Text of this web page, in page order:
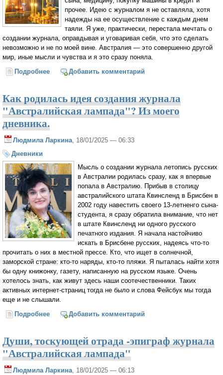
прочее. Идею с журналом я не оставляла, хотя
надежды на ее осуществление с каждым днем
таяли. Я уже, практически, перестала мечтать о
создании журнала, оправдывая и уговаривая себя, что это сделать
невозможно и не по моей вине. Австралия — это совершенно другой
мир, иные мысли и чувства и я это сразу поняла.
Подробнее о Как мы приживались в Австралии?
Добавить комментарий
Как родилась идея создания журнала
"Австралийская лампада"? Из моего
дневника.
Людмила Ларкина, 18/01/2025 — 06:33
Дневники
Мысль о создании журнала летопись русских
в Австралии родилась сразу, как я впервые
попала в Австралию. Прибыв в столицу
австралийского штата Квинсленд в Брисбен в
2002 году навестить своего 13-летненго сына-
студента, я сразу обратила внимание, что нет
в штате Квинсленд ни одного русского
печатного издания. Я начала настойчиво
искать в Брисбене русских, надеясь что-то
прочитать о них в местной прессе. Кто, что ищет в солнечной,
заморской стране: кто-то наряды, кто-то пляжи. Я пыталась найти хотя
бы одну книжонку, газету, написанную на русском языке. Очень
хотелось знать, как живут здесь наши соотечественники. Таких
активных интернет-страниц тогда не было и слова Фейсбук мы тогда
еще и не слышали.
Подробнее о Как родилась идея создания журнала
Добавить комментарий
Души, тоскующей отрада -эпиграф журнала
"Австралийская лампада"
Людмила Ларкина, 18/01/2025 — 06:13